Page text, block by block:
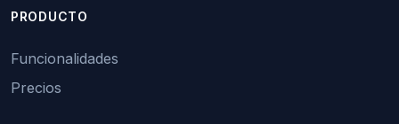
PRODUCTO
Funcionalidades
Precios